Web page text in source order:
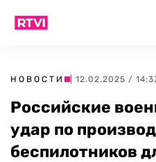
НОВОСТИ | 12.02.2025 /
Российские
удар по
беспилотников